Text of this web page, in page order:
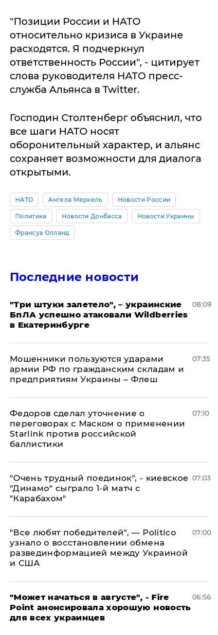
"Позиции России и НАТО
относительно кризиса в Украине
расходятся. Я подчеркнул
ответственность России", - цитирует
слова руководителя НАТО пресс-
служба Альянса в Twitter.
Господин Столтенберг объяснил, что
все шаги НАТО носят
оборонительный характер, и альянс
сохраняет возможности для диалога
открытыми.
НАТО Ангела Меркель Новости России
Политика Новости Донбасса Новости Украины
Франсуа Олланд
Последние новости
"Три штуки залетело", – украинские
БпЛА успешно атаковали Wildberries
в Екатеринбурге
08:09
Мошенники пользуются ударами
армии РФ по гражданским складам и
предприятиям Украины – Флеш
07:35
Федоров сделал уточнение о
переговорах с Маском о применении
Starlink против российской
баллистики
07:10
"Очень трудный поединок", - киевское
"Динамо" сыграло 1-й матч с
"Карабахом"
07:03
​"Все любят победителей", — Politico
узнало о восстановлении обмена
развединформацией между Украиной
и США
07:00
"Может начаться в августе", - Fire
Point анонсировала хорошую новость
для всех украинцев
06:56